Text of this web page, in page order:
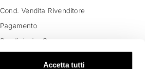
Accetta tutti
Cond. Vendita Rivenditore
Pagamento
Spedizioni e Consegna